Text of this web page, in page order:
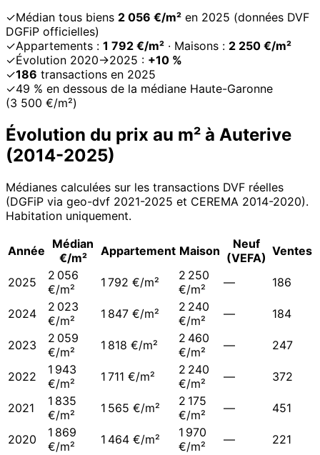
✓Médian tous biens 2 056 €/m² en 2025 (données DVF
DGFiP officielles)
✓Appartements : 1 792 €/m² · Maisons : 2 250 €/m²
✓Évolution 2020→2025 : +10 %
✓186 transactions en 2025
✓49 % en dessous de la médiane Haute-Garonne
(3 500 €/m²)
Évolution du prix au m² à Auterive
(2014-2025)
Médianes calculées sur les transactions DVF réelles
(DGFiP via geo-dvf 2021-2025 et CEREMA 2014-2020).
Habitation uniquement.
Année Médian
€/m²
Appartement Maison
Neuf
(VEFA) Ventes
2025
2 056
€/m²
1 792 €/m²
2 250
€/m²
— 186
2024
2 023
€/m²
1 847 €/m²
2 240
€/m²
— 184
2023
2 059
€/m²
1 818 €/m²
2 460
€/m²
— 247
2022
1 943
€/m²
1 711 €/m²
2 240
€/m²
— 372
2021
1 835
€/m²
1 565 €/m²
2 175
€/m²
— 451
2020
1 869
€/m²
1 464 €/m²
1 970
€/m²
— 221